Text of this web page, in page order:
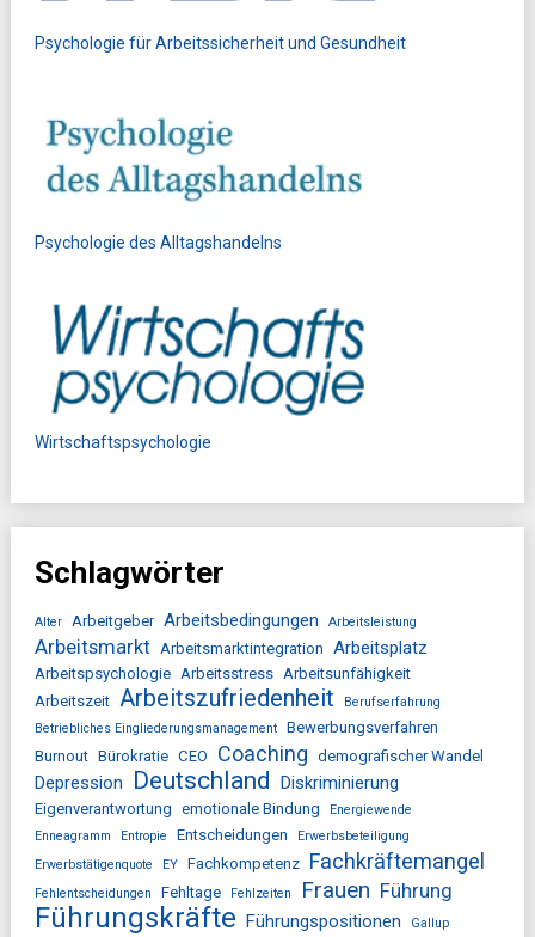
Psychologie für Arbeitssicherheit und Gesundheit
Psychologie des Alltagshandelns
Wirtschaftspsychologie
Schlagwörter
Alter Arbeitgeber Arbeitsbedingungen Arbeitsleistung
Arbeitsmarkt Arbeitsmarktintegration Arbeitsplatz
Arbeitspsychologie Arbeitsstress
Arbeitsunfähigkeit
Arbeitszeit
Arbeitszufriedenheit
Berufserfahrung
Betriebliches Eingliederungsmanagement
Bewerbungsverfahren
Burnout Bürokratie CEO Coaching demografischer Wandel
Depression Deutschland Diskriminierung
Eigenverantwortung emotionale Bindung
Energiewende
Enneagramm
Entropie Entscheidungen
Erwerbsbeteiligung
Erwerbstätigenquote
EY Fachkompetenz Fachkräftemangel
Fehlentscheidungen Fehltage Fehlzeiten Frauen Führung
Führungskräfte Führungspositionen
Gallup